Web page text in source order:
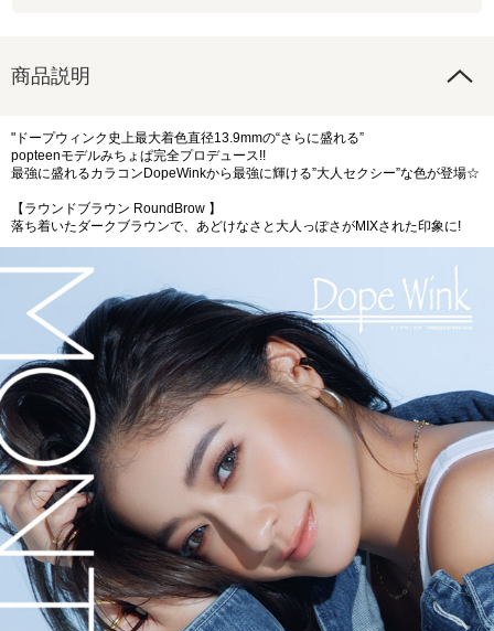
商品説明
"ドープウィンク史上最大着色直径13.9mmの“さらに盛れる”
popteenモデルみちょぱ完全プロデュース!!
最強に盛れるカラコンDopeWinkから最強に輝ける”大人セクシー”な色が登場☆
【ラウンドブラウン RoundBrow 】
落ち着いたダークブラウンで、あどけなさと大人っぽさがMIXされた印象に!